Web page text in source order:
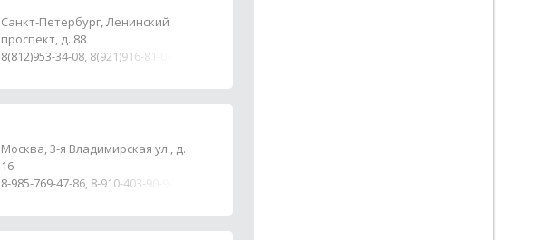
Санкт-Петербург, Ленинский
проспект, д. 88
8(812)953-34-08, 8(921)916-81-07
Москва, 3-я Владимирская ул., д.
16
8-985-769-47-86, 8-910-403-90-94,